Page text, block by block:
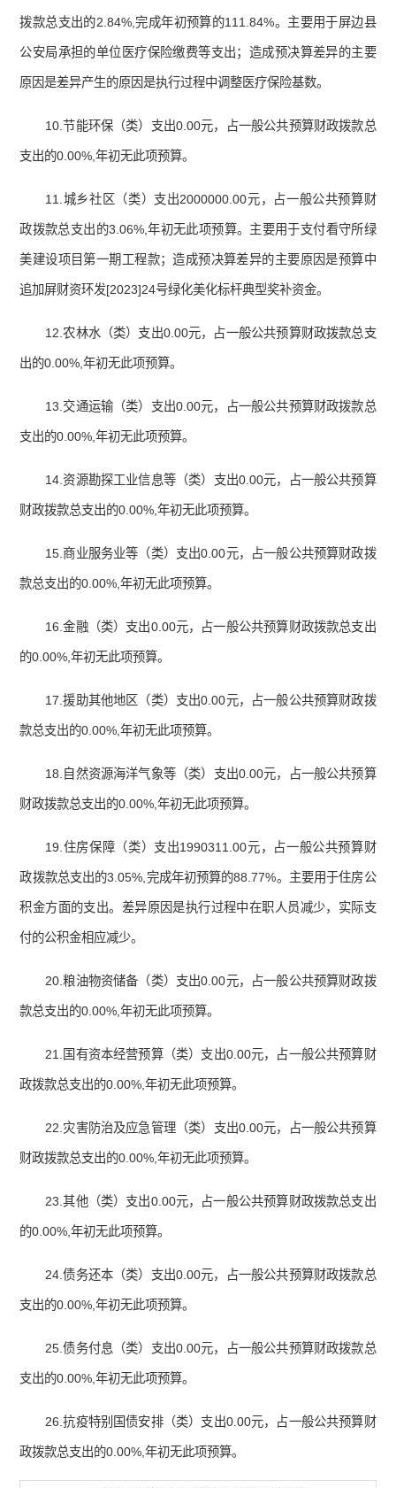
拨款总支出的2.84%,完成年初预算的111.84%。主要用于屏边县
公安局承担的单位医疗保险缴费等支出；造成预决算差异的主要
原因是差异产生的原因是执行过程中调整医疗保险基数。
10.节能环保（类）支出0.00元，占一般公共预算财政拨款总
支出的0.00%,年初无此项预算。
11.城乡社区（类）支出2000000.00元，占一般公共预算财
政拨款总支出的3.06%,年初无此项预算。主要用于支付看守所绿
美建设项目第一期工程款；造成预决算差异的主要原因是预算中
追加屏财资环发[2023]24号绿化美化标杆典型奖补资金。
12.农林水（类）支出0.00元，占一般公共预算财政拨款总支
出的0.00%,年初无此项预算。
13.交通运输（类）支出0.00元，占一般公共预算财政拨款总
支出的0.00%,年初无此项预算。
14.资源勘探工业信息等（类）支出0.00元，占一般公共预算
财政拨款总支出的0.00%,年初无此项预算。
15.商业服务业等（类）支出0.00元，占一般公共预算财政拨
款总支出的0.00%,年初无此项预算。
16.金融（类）支出0.00元，占一般公共预算财政拨款总支出
的0.00%,年初无此项预算。
17.援助其他地区（类）支出0.00元，占一般公共预算财政拨
款总支出的0.00%,年初无此项预算。
18.自然资源海洋气象等（类）支出0.00元，占一般公共预算
财政拨款总支出的0.00%,年初无此项预算。
19.住房保障（类）支出1990311.00元，占一般公共预算财
政拨款总支出的3.05%,完成年初预算的88.77%。主要用于住房公
积金方面的支出。差异原因是执行过程中在职人员减少，实际支
付的公积金相应减少。
20.粮油物资储备（类）支出0.00元，占一般公共预算财政拨
款总支出的0.00%,年初无此项预算。
21.国有资本经营预算（类）支出0.00元，占一般公共预算财
政拨款总支出的0.00%,年初无此项预算。
22.灾害防治及应急管理（类）支出0.00元，占一般公共预算
财政拨款总支出的0.00%,年初无此项预算。
23.其他（类）支出0.00元，占一般公共预算财政拨款总支出
的0.00%,年初无此项预算。
24.债务还本（类）支出0.00元，占一般公共预算财政拨款总
支出的0.00%,年初无此项预算。
25.债务付息（类）支出0.00元，占一般公共预算财政拨款总
支出的0.00%,年初无此项预算。
26.抗疫特别国债安排（类）支出0.00元，占一般公共预算财
政拨款总支出的0.00%,年初无此项预算。